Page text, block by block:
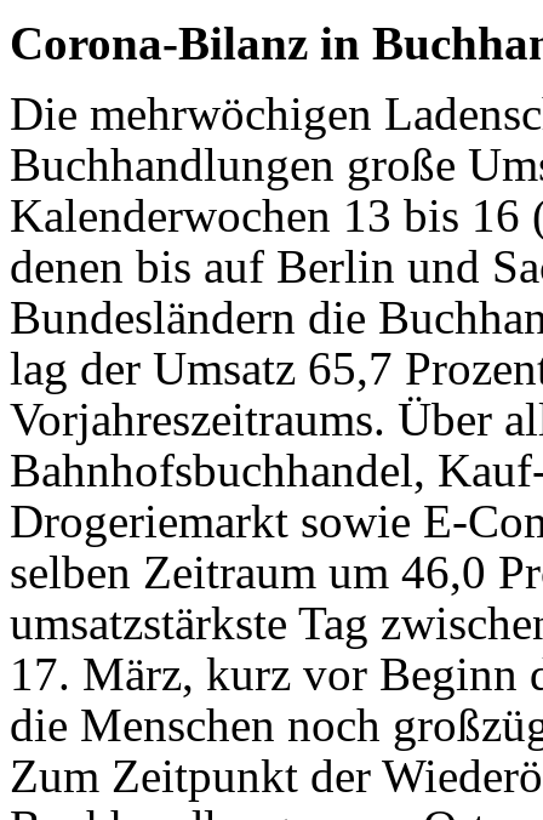
Corona-Bilanz in
Die mehrwöchigen
Buchhandlungen große
Kalenderwochen 13 bis
denen bis auf Berlin und
Bundesländern die
lag der Umsatz 65,7
Vorjahreszeitraums. Über
Bahnhofsbuchhandel,
Drogeriemarkt sowie E-
selben Zeitraum um 46,0
umsatzstärkste Tag
17. März, kurz vor Beginn
die Menschen noch
Zum Zeitpunkt der